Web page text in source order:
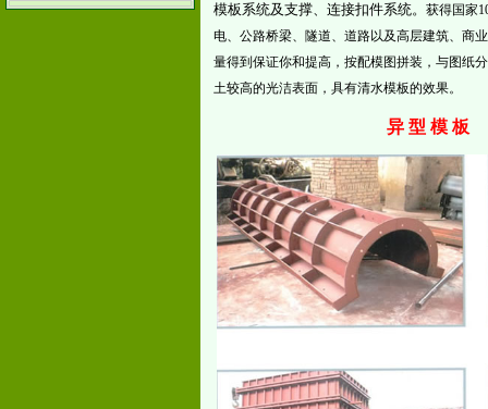
模板系统及支撑、连接扣件系统。 获得国家
电、公路桥梁、隧道、道路以及高层建筑、商
量得到保证你和提高，按配模图拼装，与图纸
土较高的光洁表面，具有清水模板的效果。
异 型 模 板